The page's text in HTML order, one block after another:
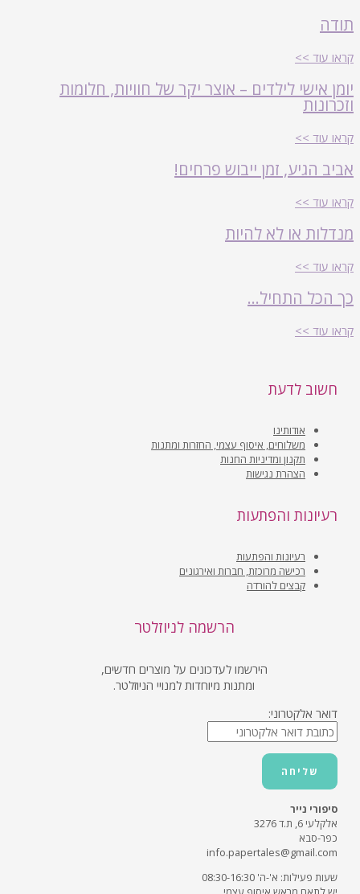
תודה
קראו עוד >>
יומן אישי לילדים – אוצר יקר של חוויות, חלומות
וזכרונות
קראו עוד >>
אביב הגיע, זמן ייבוש פרחים!
קראו עוד >>
מנדלות או לא להיות
קראו עוד >>
כך הכל התחיל…
קראו עוד >>
חשוב לדעת
אודותינו
משלוחים, איסוף עצמי, החזרות ומתנות
תקנון ומדיניות החנות
הצהרת נגישות
רעיונות והפתעות
רעיונות והפתעות
רכישה מרוכזת, חברות ואירגונים
קבצים להורדה
הרשמה לניוזלטר
הירשמו לעדכונים על מוצרים חדשים,
ומתנות מיוחדות למנויי הניוזלטר.
דואר אלקטרוני:
סיפורי נייר
אלקלעי 6, ת.ד 3276
כפר-סבא
info.papertales@gmail.com
שעות פעילות: א'-ה' 08:30-16:30